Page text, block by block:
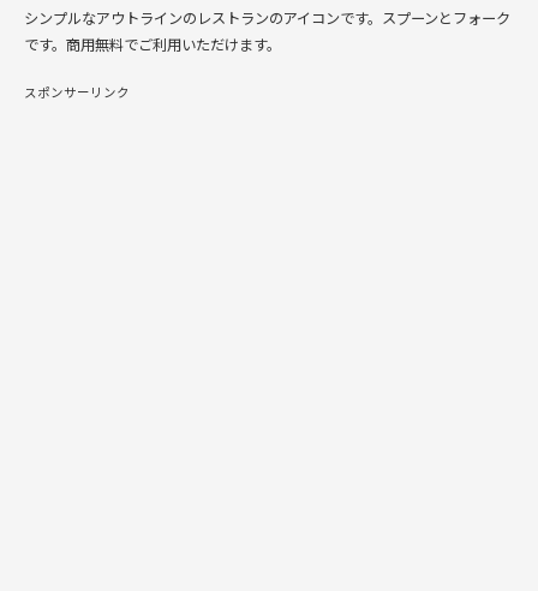
シンプルなアウトラインのレストランのアイコンです。スプーンとフォーク
です。商用無料でご利用いただけます。
スポンサーリンク